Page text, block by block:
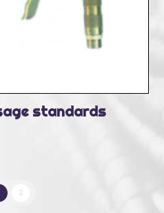
standards
2